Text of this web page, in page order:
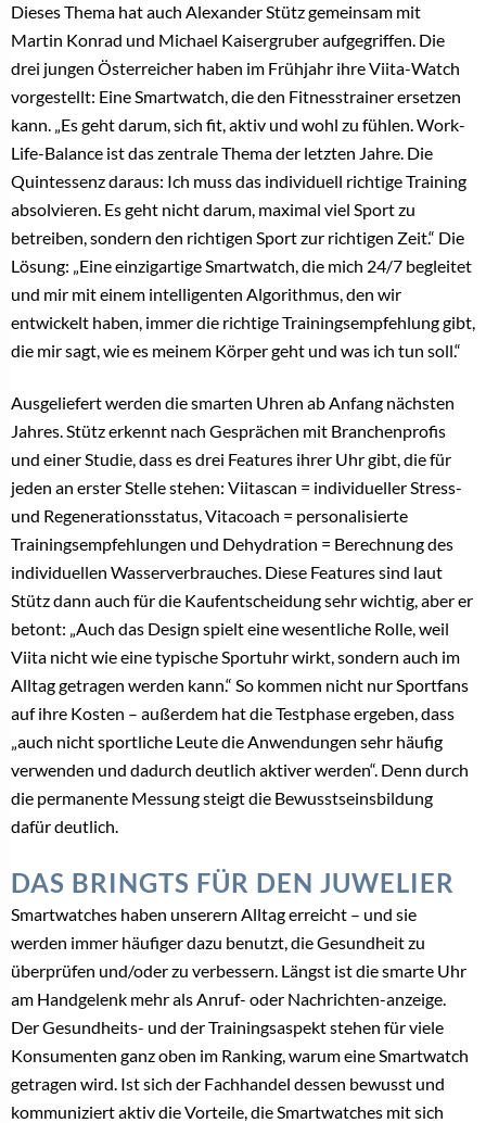
Dieses Thema hat auch Alexander Stütz gemeinsam mit
Martin Konrad und Michael Kaisergruber aufgegriffen. Die
drei jungen Österreicher haben im Frühjahr ihre Viita-Watch
vorgestellt: Eine Smartwatch, die den Fitnesstrainer ersetzen
kann. „Es geht darum, sich fit, aktiv und wohl zu fühlen. Work-
Life-Balance ist das zentrale Thema der letzten Jahre. Die
Quintessenz daraus: Ich muss das individuell richtige Training
absolvieren. Es geht nicht darum, maximal viel Sport zu
betreiben, sondern den richtigen Sport zur richtigen Zeit.“ Die
Lösung: „Eine einzigartige Smartwatch, die mich 24/7 begleitet
und mir mit einem intelligenten Algorithmus, den wir
entwickelt haben, immer die richtige Trainingsempfehlung gibt,
die mir sagt, wie es meinem Körper geht und was ich tun soll.“
Ausgeliefert werden die smarten Uhren ab Anfang nächsten
Jahres. Stütz erkennt nach Gesprächen mit Branchenprofis
und einer Studie, dass es drei Features ihrer Uhr gibt, die für
jeden an erster Stelle stehen: Viitascan = individueller Stress-
und Regenerationsstatus, Vitacoach = personalisierte
Trainingsempfehlungen und Dehydration = Berechnung des
individuellen Wasserverbrauches. Diese Features sind laut
Stütz dann auch für die Kaufentscheidung sehr wichtig, aber er
betont: „Auch das Design spielt eine wesentliche Rolle, weil
Viita nicht wie eine typische Sportuhr wirkt, sondern auch im
Alltag getragen werden kann.“ So kommen nicht nur Sportfans
auf ihre Kosten – außerdem hat die Testphase ergeben, dass
„auch nicht sportliche Leute die Anwendungen sehr häufig
verwenden und dadurch deutlich aktiver werden“. Denn durch
die permanente Messung steigt die Bewusstseinsbildung
dafür deutlich.
DAS BRINGTS FÜR DEN JUWELIER
Smartwatches haben unserern Alltag erreicht – und sie
werden immer häufiger dazu benutzt, die Gesundheit zu
überprüfen und/oder zu verbessern. Längst ist die smarte Uhr
am Handgelenk mehr als Anruf- oder Nachrichten-anzeige.
Der Gesundheits- und der Trainingsaspekt stehen für viele
Konsumenten ganz oben im Ranking, warum eine Smartwatch
getragen wird. Ist sich der Fachhandel dessen bewusst und
kommuniziert aktiv die Vorteile, die Smartwatches mit sich